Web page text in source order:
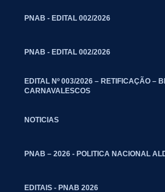
PNAB - EDITAL 002/2026
PNAB - EDITAL 002/2026
EDITAL Nº 003/2026 – RETIFICAÇÃO –
CARNAVALESCOS
NOTICIAS
PNAB – 2026 - POLITICA NACIONAL
EDITAIS - PNAB 2026